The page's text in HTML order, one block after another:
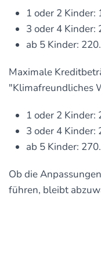
1 oder 2 Kinder:
3 oder 4 Kinder:
ab 5 Kinder:
Maximale
"Klimafreundliches
1 oder 2 Kinder:
3 oder 4 Kinder:
ab 5 Kinder:
Ob die
führen, bleibt